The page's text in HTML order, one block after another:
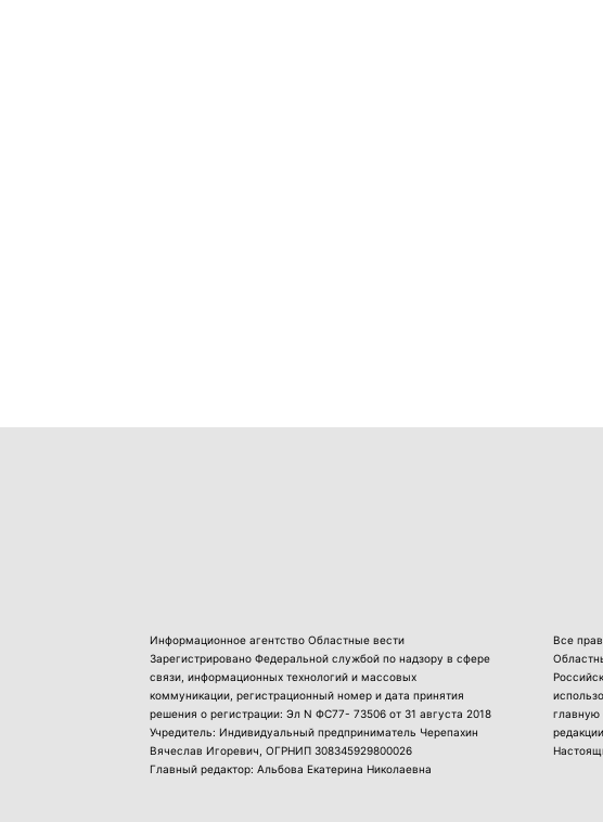
Информационное агентство Областные вести
Зарегистрировано Федеральной службой по надзору в сфере
связи, информационных технологий и массовых
коммуникации, регистрационный номер и дата принятия
решения о регистрации: Эл N ФС77- 73506 от 31 августа 2018
Учредитель: Индивидуальный предприниматель Черепахин
Вячеслав Игоревич, ОГРНИП 308345929800026
Главный редактор: Альбова Екатерина Николаевна
Все
главную